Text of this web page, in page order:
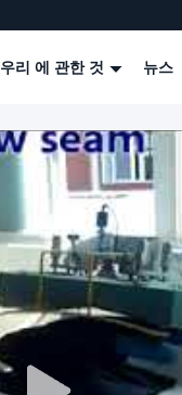
우리 에 관한 것 뉴스